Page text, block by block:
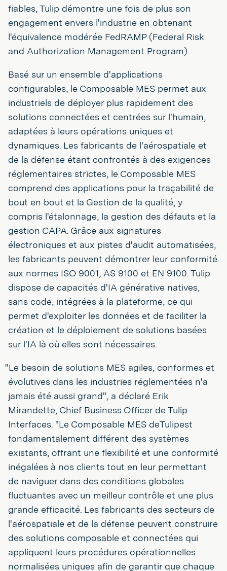
fiables, Tulip démontre une fois de plus son
engagement envers l'industrie en obtenant
l'équivalence modérée FedRAMP (Federal Risk
and Authorization Management Program).
Basé sur un ensemble d'applications
configurables, le Composable MES permet aux
industriels de déployer plus rapidement des
solutions connectées et centrées sur l'humain,
adaptées à leurs opérations uniques et
dynamiques. Les fabricants de l'aérospatiale et
de la défense étant confrontés à des exigences
réglementaires strictes, le Composable MES
comprend des applications pour la traçabilité de
bout en bout et la Gestion de la qualité, y
compris l'étalonnage, la gestion des défauts et la
gestion CAPA. Grâce aux signatures
électroniques et aux pistes d'audit automatisées,
les fabricants peuvent démontrer leur conformité
aux normes ISO 9001, AS 9100 et EN 9100. Tulip
dispose de capacités d'IA générative natives,
sans code, intégrées à la plateforme, ce qui
permet d'exploiter les données et de faciliter la
création et le déploiement de solutions basées
sur l'IA là où elles sont nécessaires.
"Le besoin de solutions MES agiles, conformes et
évolutives dans les industries réglementées n'a
jamais été aussi grand", a déclaré Erik
Mirandette, Chief Business Officer de Tulip
Interfaces. "Le Composable MES deTulipest
fondamentalement différent des systèmes
existants, offrant une flexibilité et une conformité
inégalées à nos clients tout en leur permettant
de naviguer dans des conditions globales
fluctuantes avec un meilleur contrôle et une plus
grande efficacité. Les fabricants des secteurs de
l'aérospatiale et de la défense peuvent construire
des solutions composable et connectées qui
appliquent leurs procédures opérationnelles
normalisées uniques afin de garantir que chaque